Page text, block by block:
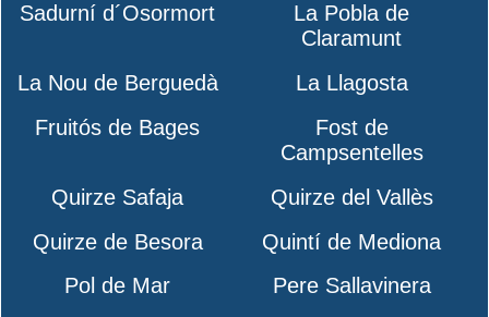
Sadurní d´Osormort
La Pobla de
Claramunt
La Nou de Berguedà
La Llagosta
Fruitós de Bages
Fost de
Campsentelles
Quirze Safaja
Quirze del Vallès
Quirze de Besora
Quintí de Mediona
Pol de Mar
Pere Sallavinera